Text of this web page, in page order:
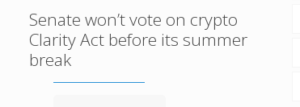
Senate won’t vote on crypto
Clarity Act before its summer
break